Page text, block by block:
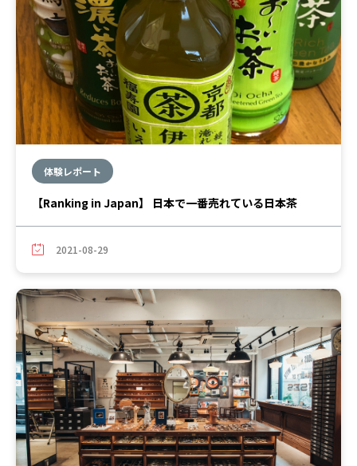
体験レポート
【Ranking in Japan】 日本で一番売れている日本茶
2021-08-29